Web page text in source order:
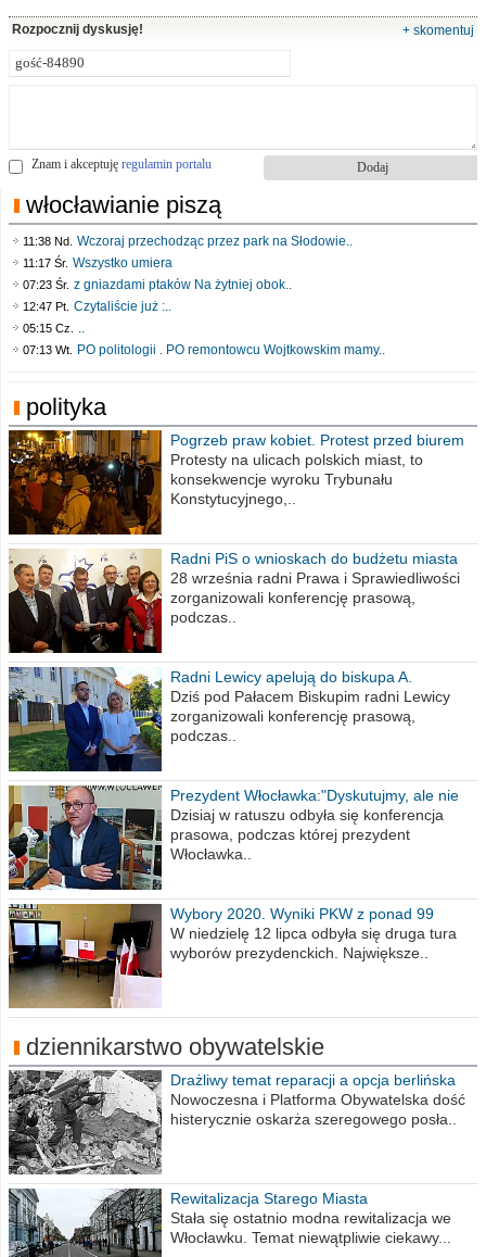
Rozpocznij dyskusję! + skomentuj
Znam i akceptuję regulamin portalu
włocławianie piszą
11:38 Nd. Wczoraj przechodząc przez park na Słodowie..
11:17 Śr. Wszystko umiera
07:23 Śr. z gniazdami ptaków Na żytniej obok..
12:47 Pt. Czytaliście już :..
05:15 Cz. ..
07:13 Wt. PO politologii . PO remontowcu Wojtkowskim mamy..
polityka
Pogrzeb praw kobiet. Protest przed biurem
poselskim PiS
Protesty na ulicach polskich miast, to
konsekwencje wyroku Trybunału
Konstytucyjnego,..
Radni PiS o wnioskach do budżetu miasta
na 2021 rok
28 września radni Prawa i Sprawiedliwości
zorganizowali konferencję prasową,
podczas..
Radni Lewicy apelują do biskupa A.
Wiesława Meringa
Dziś pod Pałacem Biskupim radni Lewicy
zorganizowali konferencję prasową,
podczas..
Prezydent Włocławka:"Dyskutujmy, ale nie
obrażajmy się”
Dzisiaj w ratuszu odbyła się konferencja
prasowa, podczas której prezydent
Włocławka..
Wybory 2020. Wyniki PKW z ponad 99
procent obwodów
W niedzielę 12 lipca odbyła się druga tura
wyborów prezydenckich. Największe..
dziennikarstwo obywatelskie
Drażliwy temat reparacji a opcja berlińska
Nowoczesna i Platforma Obywatelska dość
histerycznie oskarża szeregowego posła..
Rewitalizacja Starego Miasta
Stała się ostatnio modna rewitalizacja we
Włocławku. Temat niewątpliwie ciekawy...